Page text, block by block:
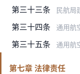
第三十三条 民航局建立健全通用航空诚
第三十四条 通用航空企业
第三十五条 通用航空企
第七章 法律责任